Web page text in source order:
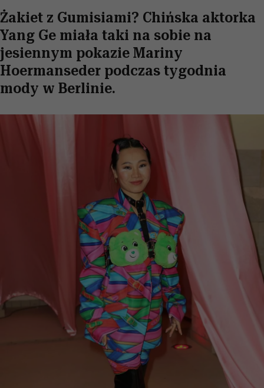
Żakiet z Gumisiami? Chińska aktorka
Yang Ge miała taki na sobie na
jesiennym pokazie Mariny
Hoermanseder podczas tygodnia
mody w Berlinie.